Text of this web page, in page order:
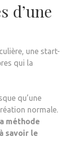
d’une
une start-
qui la
qu’une
normale.
méthode
savoir le